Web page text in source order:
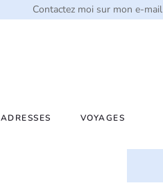
Contactez moi sur mon e-mail
ADRESSES VOYAGES